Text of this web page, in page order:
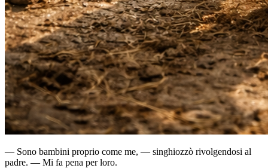
— Sono bambini proprio come me, — singhiozzò rivolgendosi al
padre. — Mi fa pena per loro.